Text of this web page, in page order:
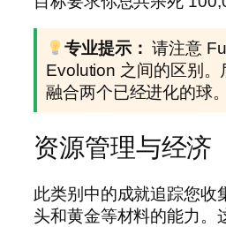
专业提示： 请注意
Evolution 之间的区别。
融合两个已经进化的球。
资源管理与经济
此类别中的成就追踪您收
头和黄金等材料的能力。